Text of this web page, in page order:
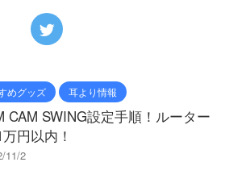
めグッズ 耳より情報
CAM SWING設定手順！ルーター
円以内！
11/2